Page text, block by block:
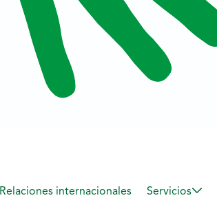
Relaciones internacionales Servicios